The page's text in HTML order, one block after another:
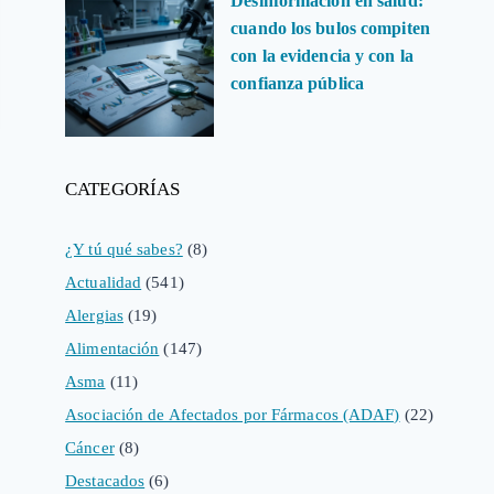
cuando los bulos compiten
con la evidencia y con la
confianza pública
CATEGORÍAS
¿Y tú qué sabes? (8)
Actualidad (541)
Alergias(19)
Alimentación (147)
Asma (11)
Asociación de Afectados por Fármacos (ADAF) (22)
Cáncer(8)
Destacados (6)